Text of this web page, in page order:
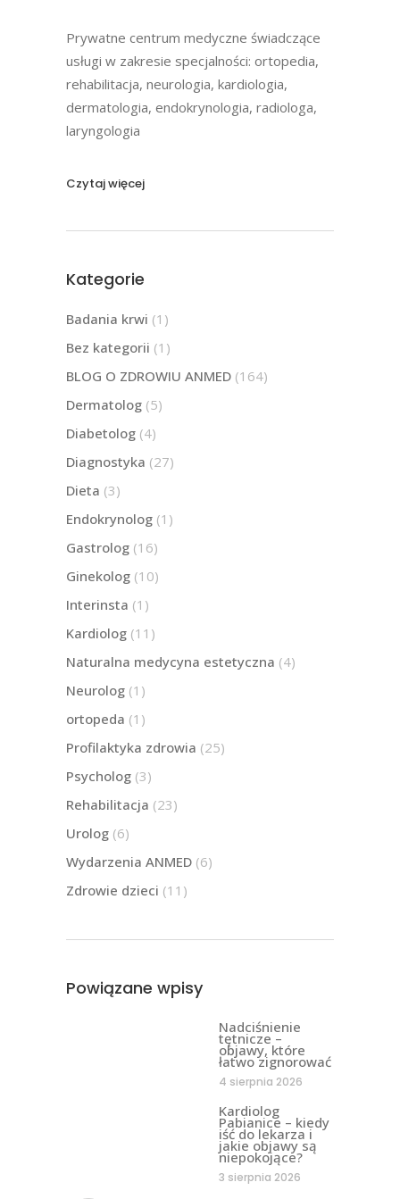
Prywatne centrum medyczne świadczące
usługi w zakresie specjalności: ortopedia,
rehabilitacja, neurologia, kardiologia,
dermatologia, endokrynologia, radiologa,
laryngologia
Czytaj więcej
Kategorie
Badania krwi (1)
Bez kategorii (1)
BLOG O ZDROWIU ANMED (164)
Dermatolog (5)
Diabetolog (4)
Diagnostyka (27)
Dieta (3)
Endokrynolog (1)
Gastrolog (16)
Ginekolog (10)
Interinsta (1)
Kardiolog (11)
Naturalna medycyna estetyczna (4)
Neurolog (1)
ortopeda (1)
Profilaktyka zdrowia (25)
Psycholog (3)
Rehabilitacja (23)
Urolog (6)
Wydarzenia ANMED (6)
Zdrowie dzieci (11)
Powiązane wpisy
Nadciśnienie
tętnicze –
objawy, które
łatwo zignorować
4 sierpnia 2026
Kardiolog
Pabianice – kiedy
iść do lekarza i
jakie objawy są
niepokojące?
3 sierpnia 2026